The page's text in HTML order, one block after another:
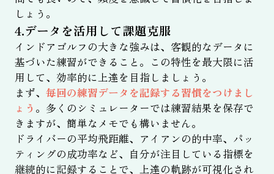
しょう。
4.データを活用して課題克服
インドアゴルフの大きな強みは、客観的なデータに
基づいた練習ができること。この特性を最大限に活
用して、効率的に上達を目指しましょう。
まず、 毎回の練習データを記録する習慣をつけまし
ょう 。多くのシミュレーターでは練習結果を保存で
きますが、簡単なメモでも構いません。
ドライバーの平均飛距離、アイアンの的中率、パッ
ティングの成功率など、自分が注目している指標を
継続的に記録することで、上達の軌跡が可視化され